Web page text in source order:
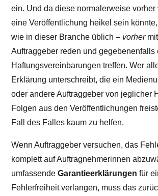
ein. Und da diese normalerweise vorher
eine Veröffentlichung heikel sein
wie in dieser Branche üblich– vorher
Auftraggeber reden und gegebenenfalls
Haftungsvereinbarungen treffen. Wer
Erklärung unterschreibt, die ein
oder andere Auftraggeber von jeglicher
Folgen aus den Veröffentlichungen
Fall des Falles kaum zu helfen.
Wenn Auftraggeber versuchen, das
komplett auf Auftragnehmerinnen
umfassendeGarantieerklärungen für
Fehlerfreiheit verlangen, muss das